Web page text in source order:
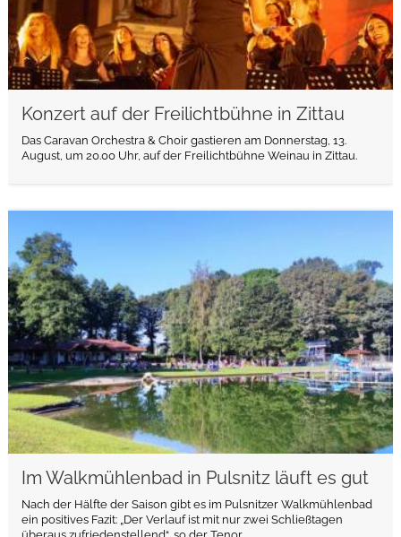
Konzert auf der Freilichtbühne in Zittau
Das Caravan Orchestra & Choir gastieren am Donnerstag, 13.
August, um 20.00 Uhr, auf der Freilichtbühne Weinau in Zittau.
Im Walkmühlenbad in Pulsnitz läuft es gut
Nach der Hälfte der Saison gibt es im Pulsnitzer Walkmühlenbad
ein positives Fazit: „Der Verlauf ist mit nur zwei Schließtagen